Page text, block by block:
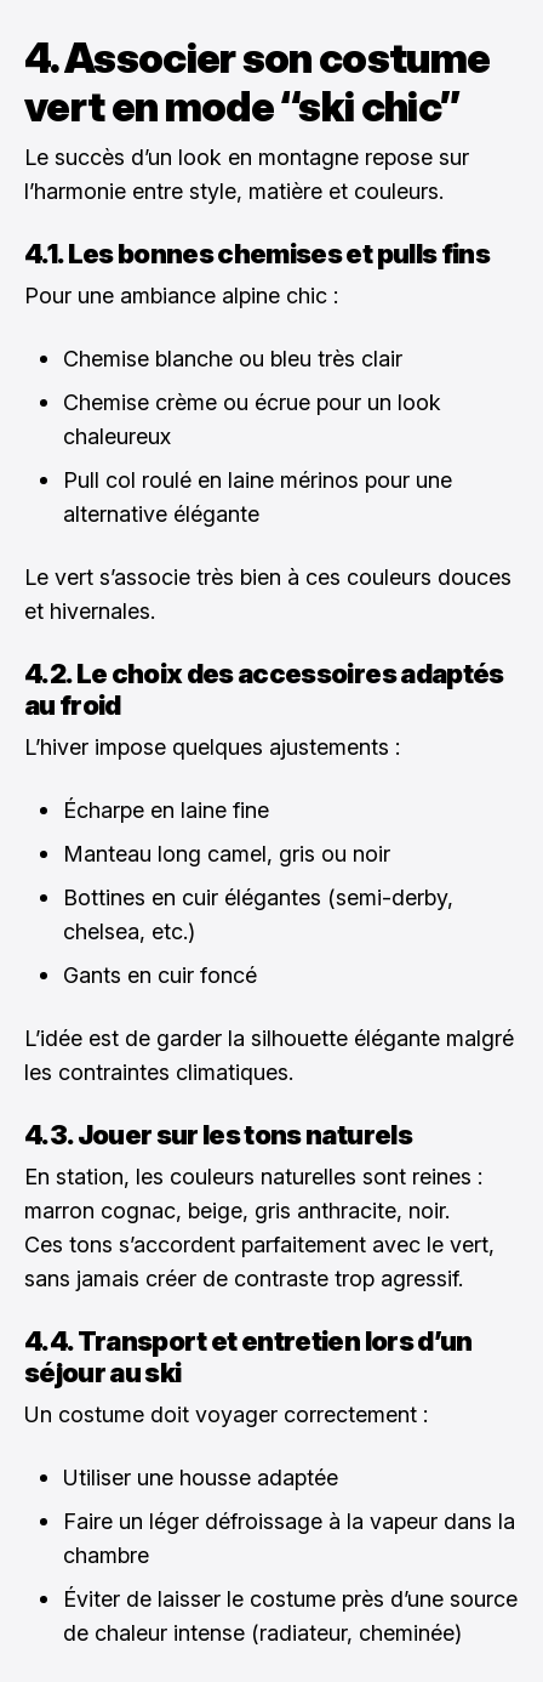
4. Associer son costume
vert en mode “ski chic”
Le succès d’un look en montagne repose sur
l’harmonie entre style, matière et couleurs.
4.1. Les bonnes chemises et pulls fins
Pour une ambiance alpine chic :
Chemise blanche ou bleu très clair
Chemise crème ou écrue pour un look
chaleureux
Pull col roulé en laine mérinos pour une
alternative élégante
Le vert s’associe très bien à ces couleurs douces
et hivernales.
4.2. Le choix des accessoires adaptés
au froid
L’hiver impose quelques ajustements :
Écharpe en laine fine
Manteau long camel, gris ou noir
Bottines en cuir élégantes (semi-derby,
chelsea, etc.)
Gants en cuir foncé
L’idée est de garder la silhouette élégante malgré
les contraintes climatiques.
4.3. Jouer sur les tons naturels
En station, les couleurs naturelles sont reines :
marron cognac, beige, gris anthracite, noir.
Ces tons s’accordent parfaitement avec le vert,
sans jamais créer de contraste trop agressif.
4.4. Transport et entretien lors d’un
séjour au ski
Un costume doit voyager correctement :
Utiliser une housse adaptée
Faire un léger défroissage à la vapeur dans la
chambre
Éviter de laisser le costume près d’une source
de chaleur intense (radiateur, cheminée)